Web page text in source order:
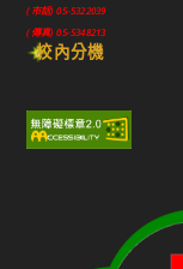
(市話) 05-5322039
(傳真) 05-5348213
校內分機